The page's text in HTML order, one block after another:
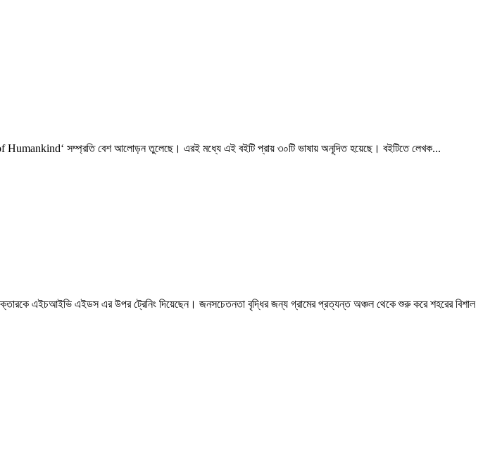
Humankind‘ সম্প্রতি বেশ আলোড়ন তুলেছে। এরই মধ্যে এই বইটি প্রায় ৩০টি ভাষায় অনূদিত হয়েছে। বইটিতে লেখক...
এইচআইভি এইডস এর উপর ট্রেনিং দিয়েছেন। জনসচেতনতা বৃদ্ধির জন্য গ্রামের প্রত্যন্ত অঞ্চল থেকে শুরু করে শহরের বিশাল